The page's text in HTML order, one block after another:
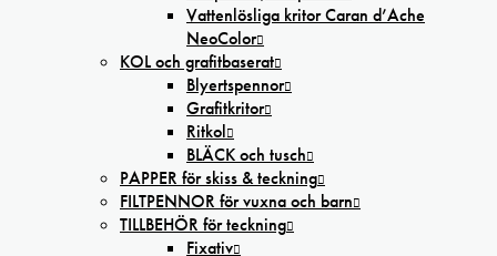
Vattenlösliga kritor Caran d’Ache
NeoColor
KOL och grafitbaserat
Blyertspennor
Grafitkritor
Ritkol
BLÄCK och tusch
PAPPER för skiss & teckning
FILTPENNOR för vuxna och barn
TILLBEHÖR för teckning
Fixativ